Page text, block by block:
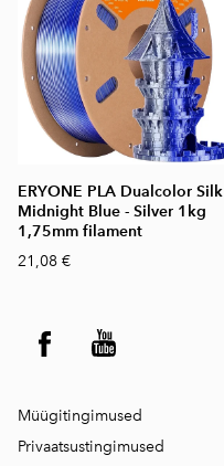
ERYONE PLA Dualcolor Silk
Midnight Blue - Silver 1kg
1,75mm filament
21,08 €
Müügitingimused
Privaatsustingimused